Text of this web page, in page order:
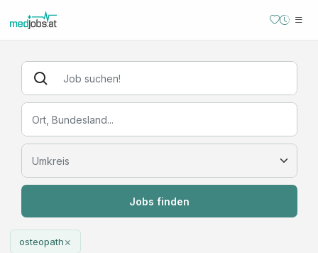
Jobs finden
osteopath×